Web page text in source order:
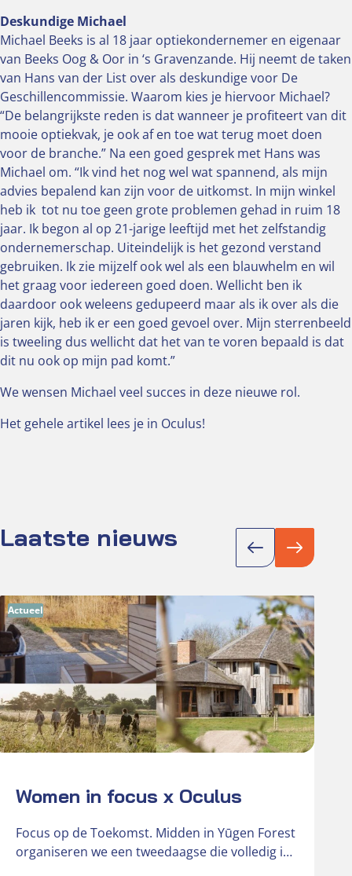
Deskundige Michael
Michael Beeks is al 18 jaar optiekondernemer en eigenaar
van Beeks Oog & Oor in ‘s Gravenzande. Hij neemt de taken
van Hans van der List over als deskundige voor De
Geschillencommissie. Waarom kies je hiervoor Michael?
“De belangrijkste reden is dat wanneer je profiteert van dit
mooie optiekvak, je ook af en toe wat terug moet doen
voor de branche.” Na een goed gesprek met Hans was
Michael om. “Ik vind het nog wel wat spannend, als mijn
advies bepalend kan zijn voor de uitkomst. In mijn winkel
heb ik tot nu toe geen grote problemen gehad in ruim 18
jaar. Ik begon al op 21-jarige leeftijd met het zelfstandig
ondernemerschap. Uiteindelijk is het gezond verstand
gebruiken. Ik zie mijzelf ook wel als een blauwhelm en wil
het graag voor iedereen goed doen. Wellicht ben ik
daardoor ook weleens gedupeerd maar als ik over als die
jaren kijk, heb ik er een goed gevoel over. Mijn sterrenbeeld
is tweeling dus wellicht dat het van te voren bepaald is dat
dit nu ook op mijn pad komt.”
We wensen Michael veel succes in deze nieuwe rol.
Het gehele artikel lees je in Oculus!
Laatste nieuws
Actueel
Women in focus x Oculus
Focus op de Toekomst. Midden in Yūgen Forest
organiseren we een tweedaagse die volledig in